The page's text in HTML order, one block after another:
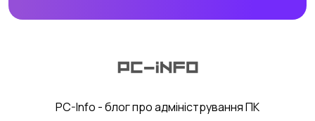
PC-Info - блог про адміністрування ПК